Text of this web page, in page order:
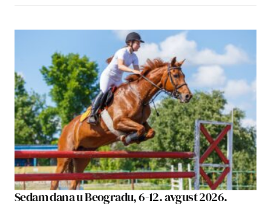
Sedam dana u Beogradu, 6-12. avgust 2026.